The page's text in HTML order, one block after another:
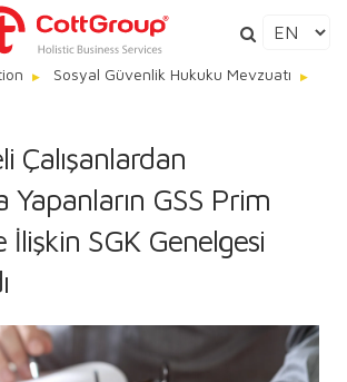
Sosyal Güvenlik Hukuku Mevzuatı
Çalışanlardan
Yapanların GSS Prim
İlişkin SGK Genelgesi